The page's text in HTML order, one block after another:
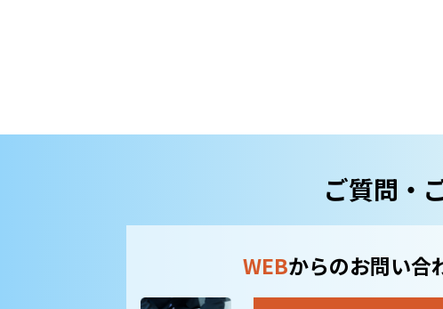
ご質問・
WEBからのお問い合